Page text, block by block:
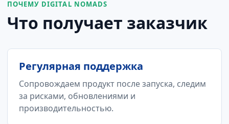
ПОЧЕМУ DIGITAL NOMADS
Что получает заказчик
Регулярная поддержка
Сопровождаем продукт после запуска, следим
за рисками, обновлениями и
производительностью.